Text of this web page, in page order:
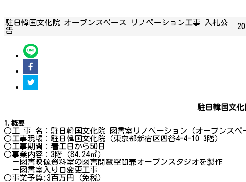
駐日韓国文化院 オープンスペース リノベーション工事 入札公
告
駐日韓国文
1.概要
○工 事 名：駐日韓国文化院 図書室リノベーション（オープンスペ
○工事現場：駐日韓国文化院（東京都新宿区四谷4-4-10 3階）
○工事期間：着工日から50日
○事業内容：3階（84.24㎡）
－図書映像資料室の図書閲覧空間兼オープンスタジオを製作
－図書室入り口変更工事
○事業予算:3百万円（免税）